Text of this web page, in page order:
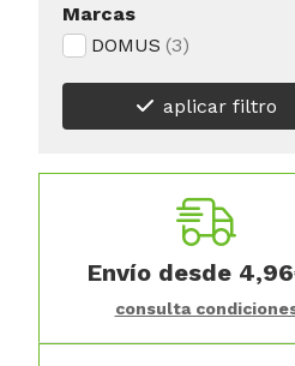
Marcas
DOMUS (3)
aplicar filtro
Envío desde 4,96
consulta